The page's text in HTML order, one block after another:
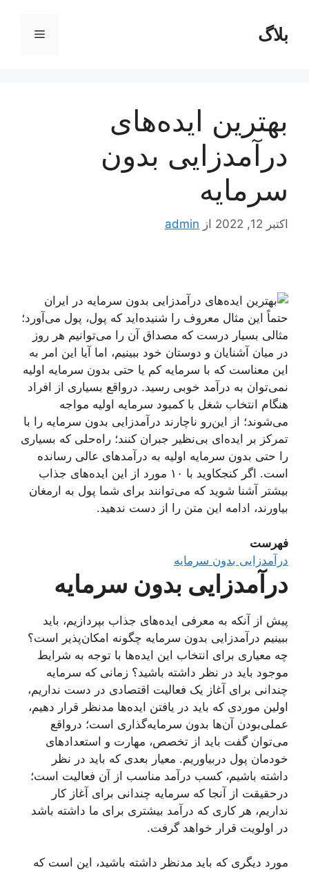
محتوابلاگ فهرست
بهترین ایده‌های
درآمدزایی بدون
سرمایه
اکتبر 12, 2022 از admin
حتماً این مثال معروف را شنیده‌اید که پول، پول می‌آورد؛
مثالی بسیار درست که مصداق آن را می‌توانیم هر روز
در میان آشنایان و دوستان خود ببینیم، اما آیا این امر به
این معناست که با سرمایه کم یا حتی بدون سرمایه اولیه
نمی‌توان به درآمد خوبی رسید. درواقع بسیاری از افراد
هنگام انتخاب شغل با کمبود سرمایه اولیه مواجه
می‌شوند؛ از این‌رو ناچارند درآمدزایی بدون سرمایه را با
تمرکز بر ایده‌ای بی‌نظیر جبران کنند؛ راه‌حلی که بسیاری
را حتی بدون سرمایه اولیه به درآمدهای عالی رسانده
است. اگر کنجکاوید با ۱۰ مورد از این ایده‌های جذاب
بیشتر آشنا شوید که می‌توانند برای شما پول به ارمغان
بیاورند، ادامه این متن را از دست ندهید.
فهرست
درآمدزایی بدون سرمایه
درآمدزایی بدون سرمایه
پیش از آنکه به معرفی ایده‌های جذاب بپردازیم، باید
ببینیم درآمدزایی بدون سرمایه چگونه امکان‌پذیر است؟
چه معیاری برای انتخاب این ایده‌ها با توجه به شرایط
موجود باید در نظر داشته باشید؟ زمانی که سرمایه
چندانی برای آغاز یک فعالیت اقتصادی در دست نداریم،
اولین موردی که باید در یافتن ایده‌ها مدنظر قرار دهیم،
عملی‌بودن آن‌ها بدون سرمایه‌گذاری است؛ درواقع
می‌توان گفت باید از تخصص، مهارت و استعدادهای
خودمان پول دربیاوریم. معیار بعدی که باید در نظر
داشته باشیم، کسب درآمد مناسب از آن فعالیت است؛
درحقیقت از آنجا ‌که سرمایه چندانی برای آغاز کار
نداریم، هر کاری که درآمد بیشتری برای ما داشته باشد
در اولویت قرار خواهد گرفت.
مورد دیگری که باید مدنظر داشته باشید، این است که